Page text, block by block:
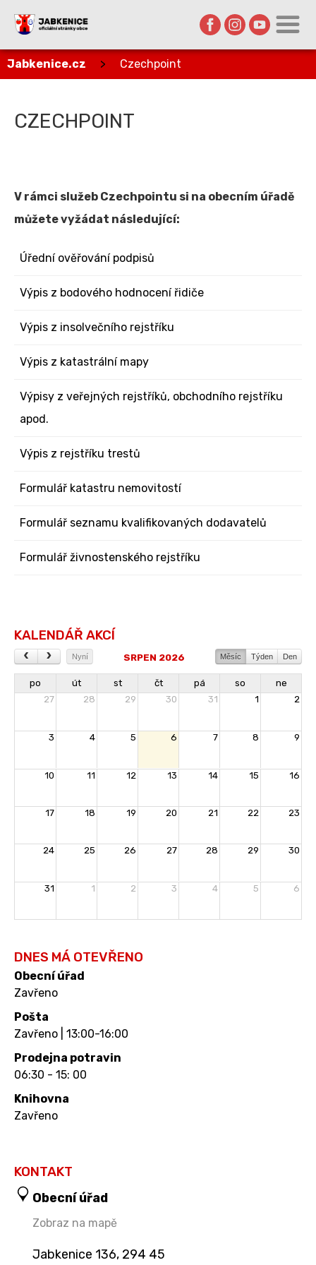
Jabkenice.cz > Czechpoint
CZECHPOINT
V rámci služeb Czechpointu si na obecním úřadě
můžete vyžádat následující:
Úřední ověřování podpisů
Výpis z bodového hodnocení řidiče
Výpis z insolvečního rejstříku
Výpis z katastrální mapy
Výpisy z veřejných rejstříků, obchodního rejstříku
apod.
Výpis z rejstříku trestů
Formulář katastru nemovitostí
Formulář seznamu kvalifikovaných dodavatelů
Formulář živnostenského rejstříku
KALENDÁŘ AKCÍ
Nyní Měsíc Týden Den
SRPEN 2026
po út st čt pá so
ne
27
28 29 30 31 1 2
3 4 5 6 7 8 9
10 11 12 13 14 15 16
17 18 19 20 21 22 23
24 25 26 27 28 29 30
31 1 2 3 4 5 6
DNES MÁ OTEVŘENO
Obecní úřad
Zavřeno
Pošta
Zavřeno | 13:00-16:00
Prodejna potravin
06:30 - 15: 00
Knihovna
Zavřeno
KONTAKT
Obecní úřad
Zobraz na mapě
Jabkenice 136, 294 45